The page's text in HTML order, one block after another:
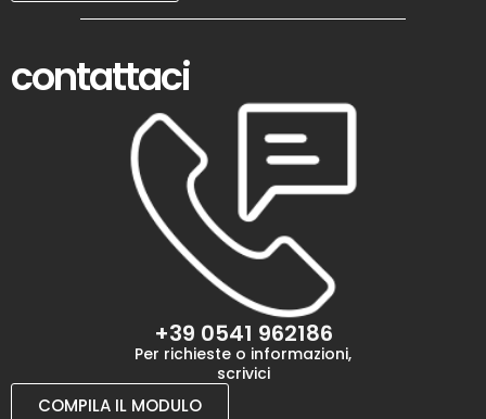
contattaci
+39 0541 962186
Per richieste o informazioni,
scrivici
COMPILA IL MODULO